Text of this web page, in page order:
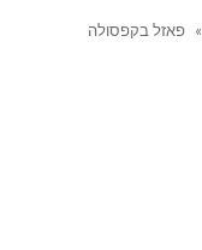
» פאזל בקפסולה